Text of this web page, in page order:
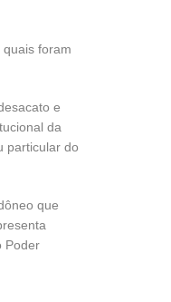
foram
e
da
particular do
que
Poder